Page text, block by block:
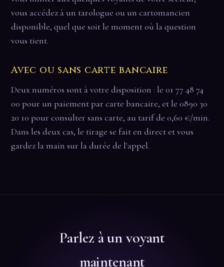
vous accédez à un tarologue ou un cartomancien
disponible, quel que soit le moment où la question
vous tient.
Avec ou sans carte bancaire
Deux numéros sont à votre disposition : le 01 77 48 74
00 pour un paiement par carte bancaire, et le 0890 30
20 10 pour consulter sans carte, au tarif de 0,60 €/min.
Dans les deux cas, le tirage se fait en direct et vous
gardez la main sur la durée de l'appel.
Parlez à un voyant
maintenant